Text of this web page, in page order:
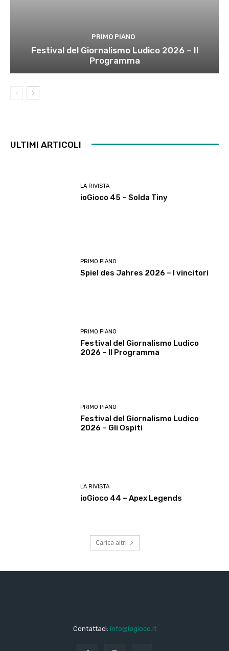
PRIMO PIANO
Festival del Giornalismo Ludico 2026 – Il
Programma
ULTIMI ARTICOLI
LA RIVISTA
ioGioco 45 – Solda Tiny
PRIMO PIANO
Spiel des Jahres 2026 – I vincitori
PRIMO PIANO
Festival del Giornalismo Ludico
2026 – Il Programma
PRIMO PIANO
Festival del Giornalismo Ludico
2026 – Gli Ospiti
LA RIVISTA
ioGioco 44 – Apex Legends
Carica altri
Contattaci: info@iogioco.it